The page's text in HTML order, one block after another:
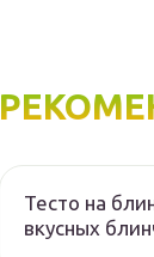
Тесто на
вкусных